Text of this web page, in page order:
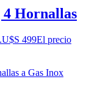
4 Hornallas
U$S 499El precio